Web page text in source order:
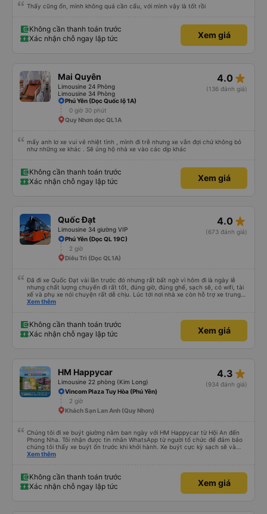
Thấy cũng ổn, mình không quá cần cẩu, với mình vậy là tốt rồi
Không cần thanh toán trước
Xác nhận chỗ ngay lập tức
Xem giá
Mai Quyên
Limousine 24 Phòng
Limousine 34 Phòng
4.0 star_rate
(136 đánh giá)
Phú Yên (Dọc Quốc lộ 1A)
0 giờ 30 phút
Quy Nhơn dọc QL1A
mấy anh lơ xe vui vẻ nhiệt tình , mình đi trễ nhưng xe vẫn đợi chứ không bỏ
như những xe khác . Sẽ ủng hộ nhà xe vào các dịp khác
Không cần thanh toán trước
Xác nhận chỗ ngay lập tức
Xem giá
Quốc Đạt
Limousine 34 giường VIP
4.0 star_rate
(673 đánh giá)
Phú Yên (Dọc QL 19C)
2 giờ
Diêu Trì (Dọc QL1A)
Đã đi xe Quốc Đạt vài lần trước đó nhưng rất bất ngờ vì hôm đi là ngày lễ
nhưng chất lượng chuyến đi rất tốt, đúng giờ, đúng ghế, sạch sẽ, có wifi, tài
xế và phụ xe nói chuyện rất dễ chịu. Lúc tới nơi nhà xe còn hỗ trợ xe trung
chuyển tới tận nhà. 10đ cho nhà xe, hy vọng nhà xe duy trì được chất lượng
Xem thêm
Không cần thanh toán trước
Xác nhận chỗ ngay lập tức
Xem giá
HM Happycar
Limousine 22 phòng (Kim Long)
4.3 star_rate
(934 đánh giá)
Vincom Plaza Tuy Hòa (Phú Yên)
2 giờ
Khách Sạn Lan Anh (Quy Nhơn)
Chúng tôi đi xe buýt giường nằm ban ngày với HM Happycar từ Hội An đến
Phong Nha. Tôi nhận được tin nhắn WhatsApp từ người tổ chức để đảm bảo
chúng tôi thấy xe buýt ổn trước khi khởi hành. Xe buýt cực kỳ sạch sẽ và
trong tình trạng tuyệt vời. Các khoang giường nhỏ riêng tư và nằm phẳng
5&#39;9&quot; và có thể làm như vậy với bàn chân cong. Có một cổng USB,
đèn và lỗ thông hơi. Việc lái xe rất an toàn và có hai tài xế thay phiên nhau
giúp chúng tôi cũng cảm thấy an toàn. Chúng tôi dừng lại 3 lần để đi vệ sinh.
Xem thêm
Không cần thanh toán trước
Xác nhận chỗ ngay lập tức
Xem giá